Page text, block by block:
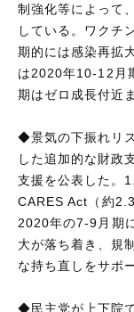
制強化等によって
している。ワクチ
期的には感染再拡
は2020年10-12月
期はゼロ成長付近
◆景気の下振れリ
した追加的な財政
支援を公表した。
CARES Act（約
2020年の7-9月期
大が落ち着き、規
な持ち直しをサポ
◆民主党が上下院